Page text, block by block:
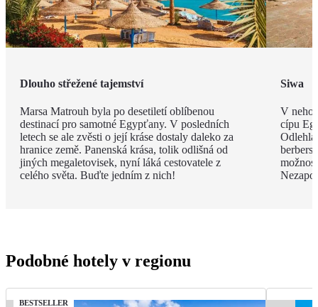
Dlouho střežené tajemství
Marsa Matrouh byla po desetiletí oblíbenou
destinací pro samotné Egypťany. V posledních
letech se ale zvěsti o její kráse dostaly daleko za
hranice země. Panenská krása, tolik odlišná od
jiných megaletovisek, nyní láká cestovatele z
celého světa. Buďte jedním z nich!
Siwa
V
cípu
Odlehlá
Podobné hotely v regionu
BESTSELLER